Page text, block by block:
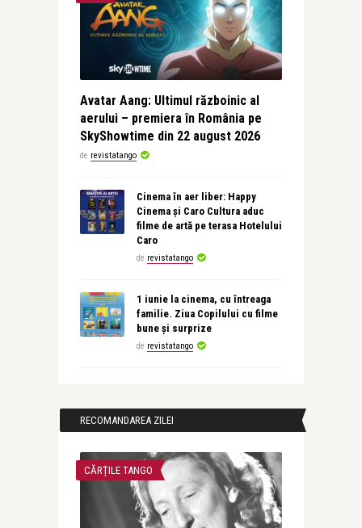
Avatar Aang: Ultimul războinic al
aerului – premiera în România pe
SkyShowtime din 22 august 2026
de revistatango
Cinema în aer liber: Happy
Cinema și Caro Cultura aduc
filme de artă pe terasa Hotelului
Caro
de revistatango
1 iunie la cinema, cu întreaga
familie. Ziua Copilului cu filme
bune și surprize
de revistatango
RECOMANDAREA ZILEI
CĂRȚILE TANGO